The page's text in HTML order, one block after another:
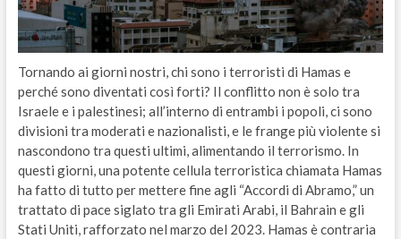
Tornando ai giorni nostri, chi sono i terroristi di Hamas e
perché sono diventati così forti? Il conflitto non è solo tra
Israele e i palestinesi; all’interno di entrambi i popoli, ci sono
divisioni tra moderati e nazionalisti, e le frange più violente si
nascondono tra questi ultimi, alimentando il terrorismo. In
questi giorni, una potente cellula terroristica chiamata Hamas
ha fatto di tutto per mettere fine agli “Accordi di Abramo,” un
trattato di pace siglato tra gli Emirati Arabi, il Bahrain e gli
Stati Uniti, rafforzato nel marzo del 2023. Hamas è contraria